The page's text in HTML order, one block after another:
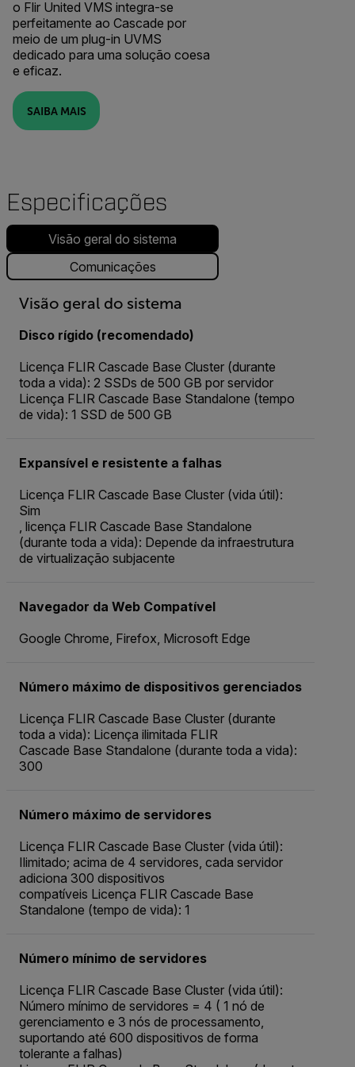
o Flir United VMS integra-se
perfeitamente ao Cascade por
meio de um plug-in UVMS
dedicado para uma solução coesa
e eficaz.
SAIBA MAIS
Especificações
Visão geral do sistema
Comunicações
Visão geral do sistema
Disco rígido (recomendado)
Licença FLIR Cascade Base Cluster (durante
toda a vida): 2 SSDs de 500 GB por servidor
Licença FLIR Cascade Base Standalone (tempo
de vida): 1 SSD de 500 GB
Expansível e resistente a falhas
Licença FLIR Cascade Base Cluster (vida útil):
Sim
, licença FLIR Cascade Base Standalone
(durante toda a vida): Depende da infraestrutura
de virtualização subjacente
Navegador da Web Compatível
Google Chrome, Firefox, Microsoft Edge
Número máximo de dispositivos gerenciados
Licença FLIR Cascade Base Cluster (durante
toda a vida): Licença ilimitada FLIR
Cascade Base Standalone (durante toda a vida):
300
Número máximo de servidores
Licença FLIR Cascade Base Cluster (vida útil):
Ilimitado; acima de 4 servidores, cada servidor
adiciona 300 dispositivos
compatíveis Licença FLIR Cascade Base
Standalone (tempo de vida): 1
Número mínimo de servidores
Licença FLIR Cascade Base Cluster (vida útil):
Número mínimo de servidores = 4 ( 1 nó de
gerenciamento e 3 nós de processamento,
suportando até 600 dispositivos de forma
tolerante a falhas)